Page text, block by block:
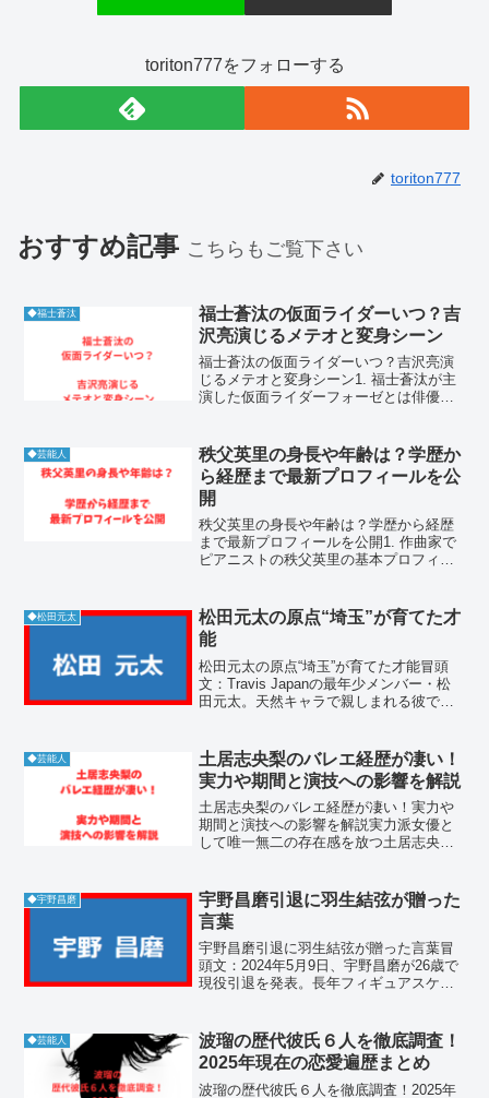
toriton777をフォローする
toriton777
おすすめ記事 こちらもご覧下さい
◆福士蒼汰
福士蒼汰の仮面ライダーいつ？吉
沢亮演じるメテオと変身シーン
福士蒼汰の仮面ライダーいつ？吉沢亮演
じるメテオと変身シーン1. 福士蒼汰が主
演した仮面ライダーフォーゼとは俳優と
ダーシリーズです。彼が主演を務めた作
品は、これまでのシリ...
◆芸能人
秩父英里の身長や年齢は？学歴か
ら経歴まで最新プロフィールを公
開
秩父英里の身長や年齢は？学歴から経歴
まで最新プロフィールを公開1. 作曲家で
ピアニストの秩父英里の基本プロフィー
的に活躍する新進気鋭の音楽家です。彼
女の作り出す音楽は、...
◆松田元太
松田元太の原点“埼玉”が育てた才
能
松田元太の原点“埼玉”が育てた才能冒頭
文：Travis Japanの最年少メンバー・松
田元太。天然キャラで親しまれる彼です
の記事では、松田元太の出身地に焦点を
当て、結論...
◆芸能人
土居志央梨のバレエ経歴が凄い！
実力や期間と演技への影響を解説
土居志央梨のバレエ経歴が凄い！実力や
期間と演技への影響を解説実力派女優と
して唯一無二の存在感を放つ土居志央梨
んできたクラシックバレエの経験が深く
息づいています。プロを目...
◆宇野昌磨
宇野昌磨引退に羽生結弦が贈った
言葉
宇野昌磨引退に羽生結弦が贈った言葉冒
頭文：2024年5月9日、宇野昌磨が26歳で
現役引退を発表。長年フィギュアスケー
中、かつての“絶対王者”羽生結弦が宇野に
向けて贈った...
◆芸能人
波瑠の歴代彼氏６人を徹底調査！
2025年現在の恋愛遍歴まとめ
波瑠の歴代彼氏６人を徹底調査！2025年